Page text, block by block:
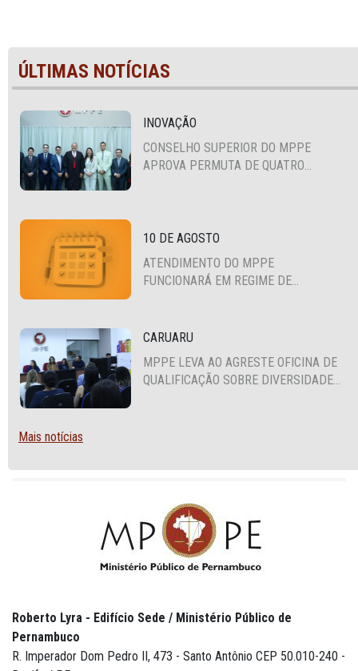
ÚLTIMAS NOTÍCIAS
INOVAÇÃO
CONSELHO SUPERIOR DO MPPE
APROVA PERMUTA DE QUATRO
10 DE AGOSTO
ATENDIMENTO DO MPPE
FUNCIONARÁ EM REGIME DE
CARUARU
MPPE LEVA AO AGRESTE OFICINA DE
QUALIFICAÇÃO SOBRE DIVERSIDADE
Mais notícias
Roberto Lyra - Edifício Sede / Ministério Público de
Pernambuco
R. Imperador Dom Pedro II, 473 - Santo Antônio CEP 50.010-240 -